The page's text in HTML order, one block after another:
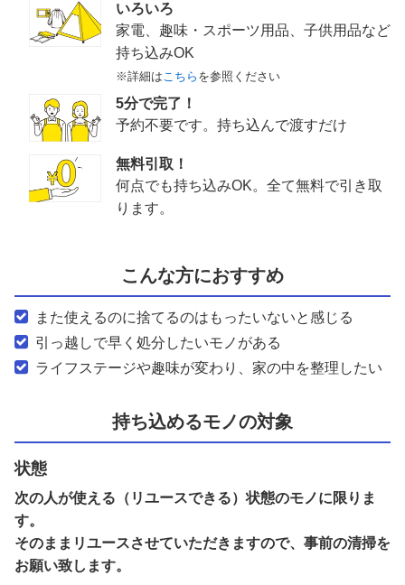
いろいろ
家電、趣味・スポーツ用品、子供用品など
持ち込みOK
※詳細はこちら を参照ください
5分で完了！
予約不要です。持ち込んで渡すだけ
無料引取！
何点でも持ち込みOK。全て無料で引き取
ります。
こんな方におすすめ
また使えるのに捨てるのはもったいないと感じる
引っ越しで早く処分したいモノがある
ライフステージや趣味が変わり、家の中を整理したい
持ち込めるモノの対象
状態
次の人が使える（リユースできる）状態のモノに限りま
す。
そのままリユースさせていただきますので、事前の清掃を
お願い致します。